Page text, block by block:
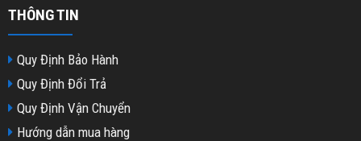
THÔNG TIN
Quy Định Bảo Hành
Quy Định Đổi Trả
Quy Định Vận Chuyển
Hướng dẫn mua hàng